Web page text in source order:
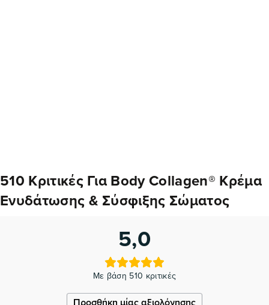
510 Κριτικές ΓιαBody Collagen® Κρέμα
Ενυδάτωσης & Σύσφιξης Σώματος
5,0
Με βάση 510 κριτικές
Προσθήκη μίας αξιολόγησης